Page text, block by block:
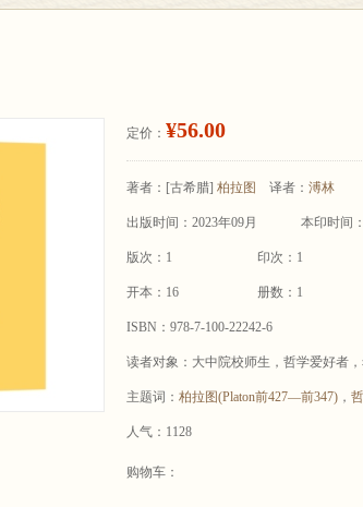
定价： ¥56.00
著者： [古希腊] 柏拉图 译者： 溥林
出版时间：2023年09月 本印时间
版次：1 印次：1
开本：16 册数：1
ISBN：978-7-100-22242-6
读者对象：大中院校师生，哲学爱好者
主题词： 柏拉图(Platon前427—前347) ，
人气：1128
购物车：